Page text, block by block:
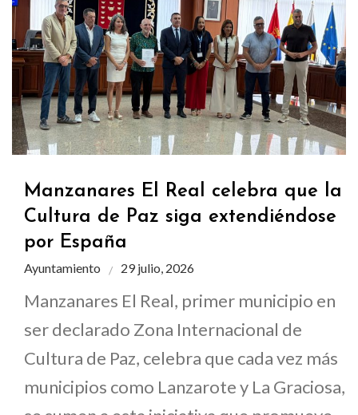
Manzanares El Real celebra que la
Cultura de Paz siga extendiéndose
por España
Ayuntamiento 29 julio, 2026
Manzanares El Real, primer municipio en
ser declarado Zona Internacional de
Cultura de Paz, celebra que cada vez más
municipios como Lanzarote y La Graciosa,